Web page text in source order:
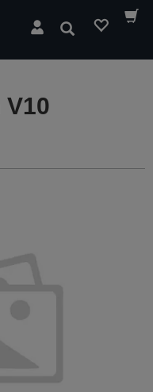
Hledat